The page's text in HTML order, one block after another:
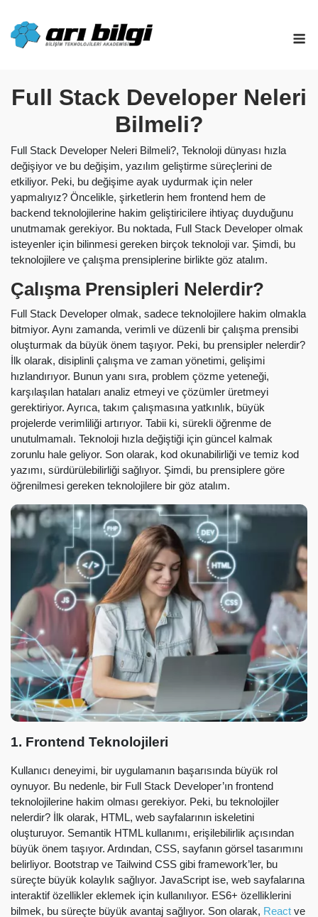
content
Full Stack Developer Neleri
Bilmeli?
Full Stack Developer Neleri Bilmeli?, Teknoloji dünyası hızla
değişiyor ve bu değişim, yazılım geliştirme süreçlerini de
etkiliyor. Peki, bu değişime ayak uydurmak için neler
yapmalıyız? Öncelikle, şirketlerin hem frontend hem de
backend teknolojilerine hakim geliştiricilere ihtiyaç duyduğunu
unutmamak gerekiyor. Bu noktada, Full Stack Developer olmak
isteyenler için bilinmesi gereken birçok teknoloji var. Şimdi, bu
teknolojilere ve çalışma prensiplerine birlikte göz atalım.
Çalışma Prensipleri Nelerdir?
Full Stack Developer olmak, sadece teknolojilere hakim olmakla
bitmiyor. Aynı zamanda, verimli ve düzenli bir çalışma prensibi
oluşturmak da büyük önem taşıyor. Peki, bu prensipler nelerdir?
İlk olarak, disiplinli çalışma ve zaman yönetimi, gelişimi
hızlandırıyor. Bunun yanı sıra, problem çözme yeteneği,
karşılaşılan hataları analiz etmeyi ve çözümler üretmeyi
gerektiriyor. Ayrıca, takım çalışmasına yatkınlık, büyük
projelerde verimliliği artırıyor. Tabii ki, sürekli öğrenme de
unutulmamalı. Teknoloji hızla değiştiği için güncel kalmak
zorunlu hale geliyor. Son olarak, kod okunabilirliği ve temiz kod
yazımı, sürdürülebilirliği sağlıyor. Şimdi, bu prensiplere göre
öğrenilmesi gereken teknolojilere bir göz atalım.
1. Frontend Teknolojileri
Kullanıcı deneyimi, bir uygulamanın başarısında büyük rol
oynuyor. Bu nedenle, bir Full Stack Developer’ın frontend
teknolojilerine hakim olması gerekiyor. Peki, bu teknolojiler
nelerdir? İlk olarak, HTML, web sayfalarının iskeletini
oluşturuyor. Semantik HTML kullanımı, erişilebilirlik açısından
büyük önem taşıyor. Ardından, CSS, sayfanın görsel tasarımını
belirliyor. Bootstrap ve Tailwind CSS gibi framework’ler, bu
süreçte büyük kolaylık sağlıyor. JavaScript ise, web sayfalarına
interaktif özellikler eklemek için kullanılıyor. ES6+ özelliklerini
bilmek, bu süreçte büyük avantaj sağlıyor. Son olarak, React ve